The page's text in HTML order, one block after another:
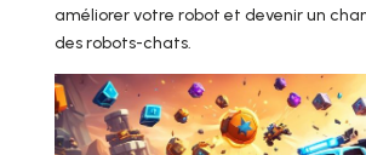
améliorer votre robot et devenir un
des robots-chats.